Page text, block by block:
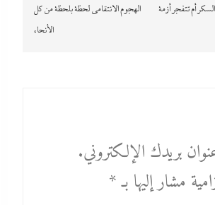
أم تتفجر أزمة
الهجوم الانتقامى لحظة بلحظة من كل
الأنحاء
بريدك الإلكتروني.
مشار إليها بـ*